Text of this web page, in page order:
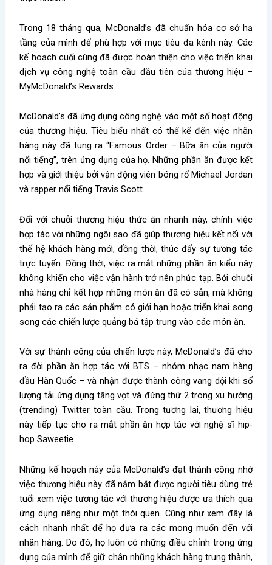
Trong 18 tháng qua, McDonald’s đã chuẩn hóa cơ sở hạ
tầng của mình để phù hợp với mục tiêu đa kênh này. Các
kế hoạch cuối cùng đã được hoàn thiện cho việc triển khai
dịch vụ công nghệ toàn cầu đầu tiên của thương hiệu –
MyMcDonald’s Rewards.
McDonald’s đã ứng dụng công nghệ vào một số hoạt động
của thương hiệu. Tiêu biểu nhất có thể kể đến việc nhãn
hàng này đã tung ra “Famous Order – Bữa ăn của người
nổi tiếng”, trên ứng dụng của họ. Những phần ăn được kết
hợp và giới thiệu bởi vận động viên bóng rổ Michael Jordan
và rapper nổi tiếng Travis Scott.
Đối với chuỗi thương hiệu thức ăn nhanh này, chính việc
hợp tác với những ngôi sao đã giúp thương hiệu kết nối với
thế hệ khách hàng mới, đồng thời, thúc đẩy sự tương tác
trực tuyến. Đồng thời, việc ra mắt những phần ăn kiểu này
không khiến cho việc vận hành trở nên phức tạp. Bởi chuỗi
nhà hàng chỉ kết hợp những món ăn đã có sẵn, mà không
phải tạo ra các sản phẩm có giới hạn hoặc triển khai song
song các chiến lược quảng bá tập trung vào các món ăn.
Với sự thành công của chiến lược này, McDonald’s đã cho
ra đời phần ăn hợp tác với BTS – nhóm nhạc nam hàng
đầu Hàn Quốc – và nhận được thành công vang dội khi số
lượng tải ứng dụng tăng vọt và đứng thứ 2 trong xu hướng
(trending) Twitter toàn cầu. Trong tương lai, thương hiệu
này tiếp tục cho ra mắt phần ăn hợp tác với nghệ sĩ hip-
hop Saweetie.
Những kế hoạch này của McDonald’s đạt thành công nhờ
việc thương hiệu này đã nắm bắt được người tiêu dùng trẻ
tuổi xem việc tương tác với thương hiệu được ưa thích qua
ứng dụng riêng như một thói quen. Cũng như xem đây là
cách nhanh nhất để họ đưa ra các mong muốn đến với
nhãn hàng. Do đó, họ luôn có những điều chỉnh trong ứng
dụng của mình để giữ chân những khách hàng trung thành,